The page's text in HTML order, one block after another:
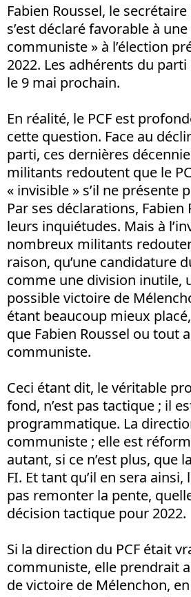
Fabien Roussel, le
s’est déclaré favorable à
communiste » à l’élection
2022. Les adhérents du
le 9 mai prochain.
En réalité, le PCF est
cette question. Face au
parti, ces dernières
militants redoutent que le
« invisible » s’il ne présente
Par ses déclarations, Fabien
leurs inquiétudes. Mais à
nombreux militants
raison, qu’une candidature
comme une division inutile,
possible victoire de
étant beaucoup mieux
que Fabien Roussel ou tout
communiste.
Ceci étant dit, le véritable
fond, n’est pas tactique ; il
programmatique. La
communiste ; elle est
autant, si ce n’est plus, que
FI. Et tant qu’il en sera ainsi,
pas remonter la pente,
décision tactique pour 2022.
Si la direction du PCF était
communiste, elle prendrait
de victoire de Mélenchon,